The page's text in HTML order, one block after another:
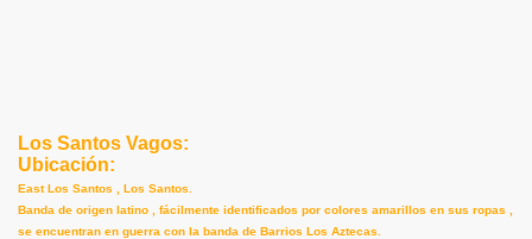
Los Santos Vagos:
Ubicación:
East Los Santos , Los Santos.
Banda de origen latino , fácilmente identificados por colores amarillos en sus ropas ,
se encuentran en guerra con la banda de Barrios Los Aztecas.